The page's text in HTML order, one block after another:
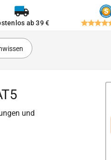
ab 39 €
und